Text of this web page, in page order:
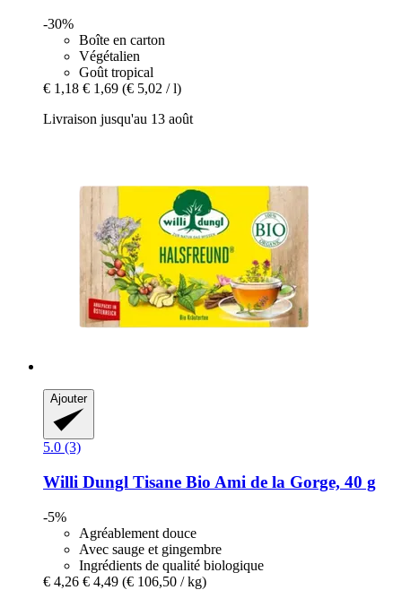
-30%
Boîte en carton
Végétalien
Goût tropical
€ 1,18 € 1,69 (€ 5,02 / l)
Livraison jusqu'au 13 août
Ajouter
5.0 (3)
Willi Dungl Tisane Bio Ami de la Gorge, 40 g
-5%
Agréablement douce
Avec sauge et gingembre
Ingrédients de qualité biologique
€ 4,26 € 4,49 (€ 106,50 / kg)